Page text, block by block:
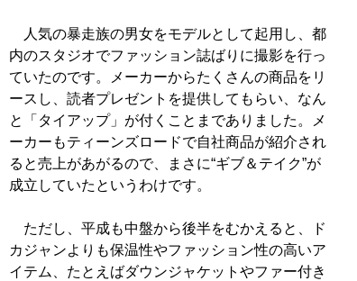
人気の暴走族の男女をモデルとして起用し、都
内のスタジオでファッション誌ばりに撮影を行っ
ていたのです。メーカーからたくさんの商品をリ
ースし、読者プレゼントを提供してもらい、なん
と「タイアップ」が付くことまでありました。メ
ーカーもティーンズロードで自社商品が紹介され
ると売上があがるので、まさに“ギブ＆テイク”が
成立していたというわけです。
ただし、平成も中盤から後半をむかえると、ド
カジャンよりも保温性やファッション性の高いア
イテム、たとえばダウンジャケットやファー付き